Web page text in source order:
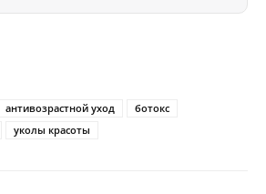
антивозрастной уход
ботокс
уколы красоты